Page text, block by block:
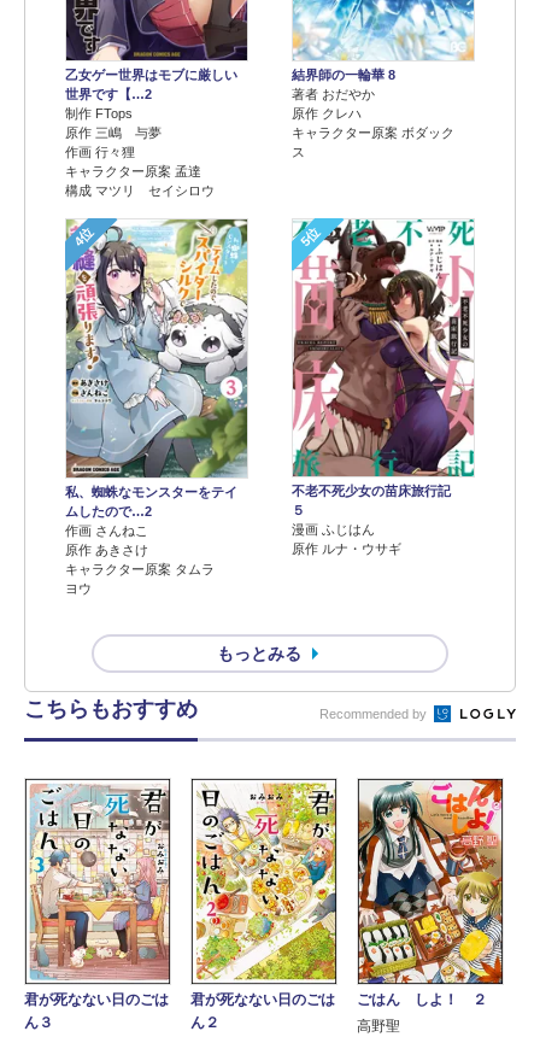
乙女ゲー世界はモブに厳しい
世界です【…2
制作 FTops
原作 三嶋 与夢
作画 行々狸
キャラクター原案 孟達
構成 マツリ セイシロウ
結界師の一輪華 8
著者 おだやか
原作 クレハ
キャラクター原案 ボダック
ス
4位
私、蜘蛛なモンスターをテイ
ムしたので…2
作画 さんねこ
原作 あきさけ
キャラクター原案 タムラ
ヨウ
5位
不老不死少女の苗床旅行記
５
漫画 ふじはん
原作 ルナ・ウサギ
もっとみる
こちらもおすすめ Recommended by
君が死なない日のごは
ん３
君が死なない日のごは
ん２
ごはん しよ！ ２
高野聖